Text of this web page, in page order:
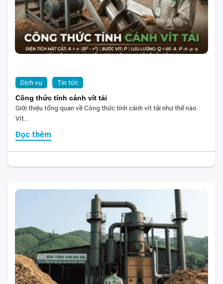
Dịch vụ Tin tức
Công thức tính cánh vít tải
Giới thiệu tổng quan về Công thức tính cánh vít tải như thế nào
Vít...
Đọc thêm